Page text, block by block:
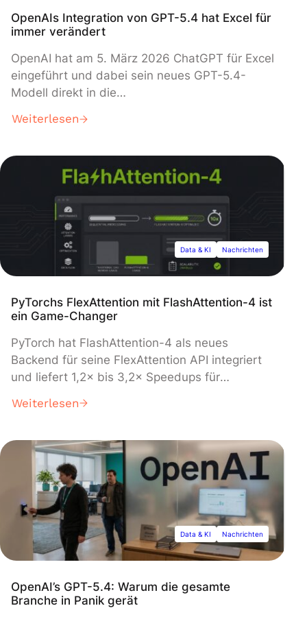
OpenAIs Integration von GPT-5.4 hat Excel für
immer verändert
OpenAI hat am 5. März 2026 ChatGPT für Excel
eingeführt und dabei sein neues GPT-5.4-
Modell direkt in die
integriert. Dies ermöglicht Nutzern, komplexe
erstellen und Makros mittels natürlicher
Sprachbefehle zu entwickeln. Der Beta-Rollout
begann umgehend, begleitet von neuen
Partnerschaften mit führenden
Finanzdatenanbietern, darunter FactSet, S&P
Global und Moody's, um Echtzeit-Marktdaten
direkt auf der Plattform bereitzustellen.
Weiterlesen
Data & KI Nachrichten
PyTorchs FlexAttention mit FlashAttention-4 ist
ein Game-Changer
PyTorch hat FlashAttention-4 als neues
Backend für seine FlexAttention API integriert
und liefert 1,2× bis 3,2× Speedups für
auf NVIDIAs Hopper- und Blackwell-GPUs. Das
Bericht veröffentlicht wurde, ermöglicht es
Entwicklern, Python-Code zu schreiben, der
automatisch in hochoptimierte GPU-Kernel
kompiliert wird, wodurch der traditionelle
Kompromiss zwischen Flexibilität und Leistung
bei der Entwicklung von Transformer-Modellen
aufgehoben wird.
Weiterlesen
Data & KI Nachrichten
OpenAI’s GPT-5.4: Warum die gesamte
Branche in Panik gerät